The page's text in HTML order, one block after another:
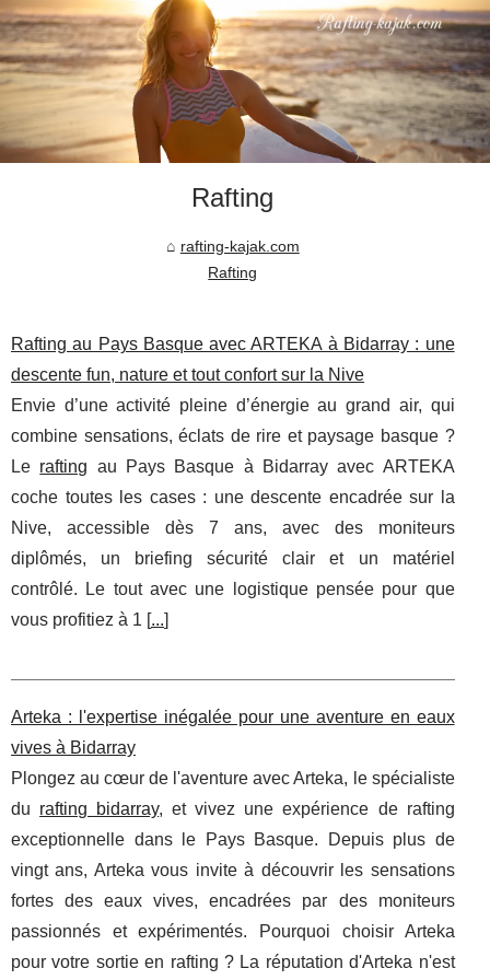
Rafting
rafting-kajak.com
Rafting
Rafting au Pays Basque avec ARTEKA à Bidarray : une
descente fun, nature et tout confort sur la Nive
Envie d’une activité pleine d’énergie au grand air, qui
combine sensations, éclats de rire et paysage basque ?
Le rafting au Pays Basque à Bidarray avec ARTEKA
coche toutes les cases : une descente encadrée sur la
Nive, accessible dès 7 ans, avec des moniteurs
diplômés, un briefing sécurité clair et un matériel
contrôlé. Le tout avec une logistique pensée pour que
vous profitiez à 1 [...]
Arteka : l'expertise inégalée pour une aventure en eaux
vives à Bidarray
Plongez au cœur de l'aventure avec Arteka, le spécialiste
du rafting bidarray, et vivez une expérience de rafting
exceptionnelle dans le Pays Basque. Depuis plus de
vingt ans, Arteka vous invite à découvrir les sensations
fortes des eaux vives, encadrées par des moniteurs
passionnés et expérimentés. Pourquoi choisir Arteka
pour votre sortie en rafting ? La réputation d'Arteka n'est